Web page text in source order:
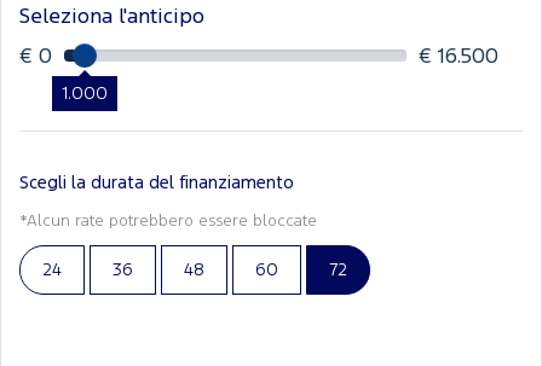
Seleziona l'anticipo
€ 0
1.000
€ 16.500
Scegli la durata del finanziamento
*Alcun rate potrebbero essere bloccate
24 36 48 60 72